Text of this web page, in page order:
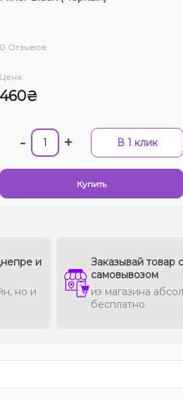
0 Отзывов
Цена:
460₴
- + В 1 клик
Купить
и
но и
Заказывай товар с
самовывозом
из магазина
бесплатно